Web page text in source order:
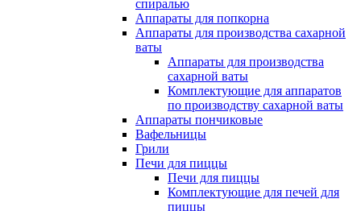
спиралью
Аппараты для попкорна
Аппараты для производства сахарной
ваты
Аппараты для производства
сахарной ваты
Комплектующие для аппаратов
по производству сахарной ваты
Аппараты пончиковые
Вафельницы
Грили
Печи для пиццы
Печи для пиццы
Комплектующие для печей для
пиццы